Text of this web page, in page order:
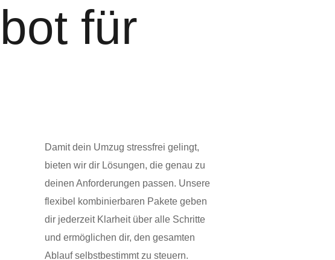
für
Damit dein Umzug stressfrei gelingt,
bieten wir dir Lösungen, die genau zu
deinen Anforderungen passen. Unsere
flexibel kombinierbaren Pakete geben
dir jederzeit Klarheit über alle Schritte
und ermöglichen dir, den gesamten
Ablauf selbstbestimmt zu steuern.